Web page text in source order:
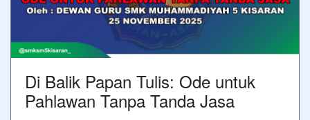
Di Balik Papan Tulis: Ode untuk
Pahlawan Tanpa Tanda Jasa